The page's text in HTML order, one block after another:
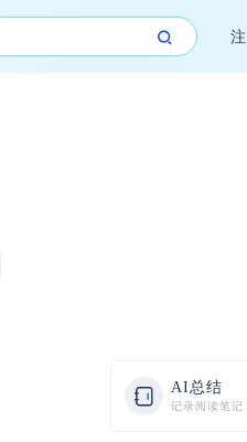
AI总结
记录阅读笔记